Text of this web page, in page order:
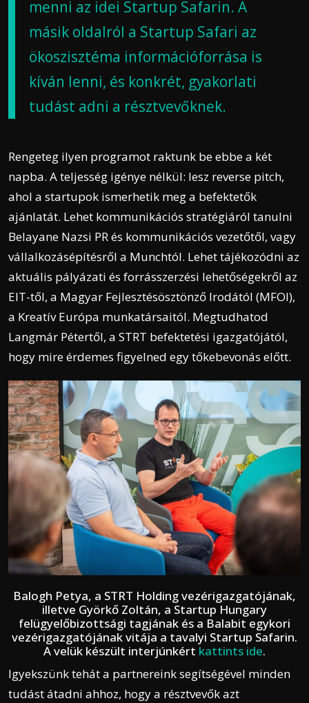
menni az idei Startup Safarin. A
másik oldalról a Startup Safari az
ökoszisztéma információforrása is
kíván lenni, és konkrét, gyakorlati
tudást adni a résztvevőknek.
Rengeteg ilyen programot raktunk be ebbe a két
napba. A teljesség igénye nélkül: lesz reverse pitch,
ahol a startupok ismerhetik meg a befektetők
ajánlatát. Lehet kommunikációs stratégiáról tanulni
Belayane Nazsi PR és kommunikációs vezetőtől, vagy
vállalkozásépítésről a Munchtól. Lehet tájékozódni az
aktuális pályázati és forrásszerzési lehetőségekről az
EIT-től, a Magyar Fejlesztésösztönző Irodától (MFOI),
a Kreatív Európa munkatársaitól. Megtudhatod
Langmár Pétertől, a STRT befektetési igazgatójától,
hogy mire érdemes figyelned egy tőkebevonás előtt.
Balogh Petya, a STRT Holding vezérigazgatójának,
illetve Györkő Zoltán, a Startup Hungary
felügyelőbizottsági tagjának és a Balabit egykori
vezérigazgatójának vitája a tavalyi Startup Safarin.
A velük készült interjúnkért kattints ide.
Igyekszünk tehát a partnereink segítségével minden
tudást átadni ahhoz, hogy a résztvevők azt